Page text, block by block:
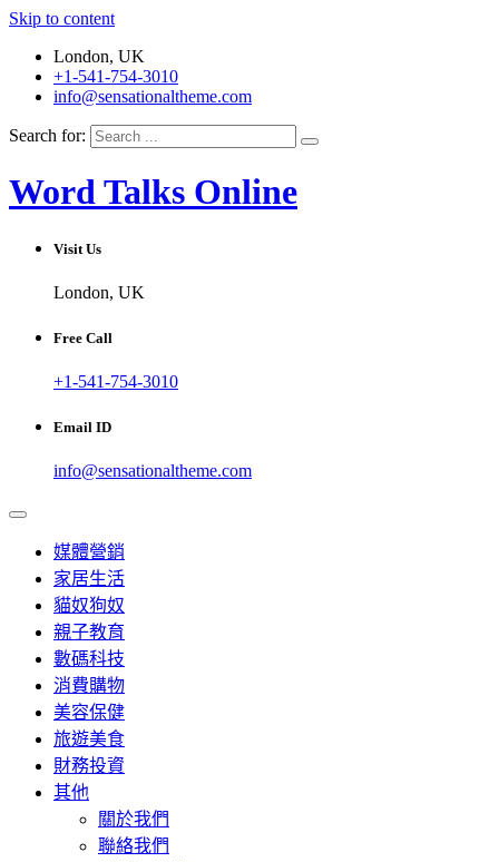
Skip to content
London, UK
+1-541-754-3010
info@sensationaltheme.com
Search for:
Word Talks Online
Visit Us
London, UK
Free Call
+1-541-754-3010
Email ID
info@sensationaltheme.com
媒體營銷
家居生活
貓奴狗奴
親子教育
數碼科技
消費購物
美容保健
旅遊美食
財務投資
其他
關於我們
聯絡我們